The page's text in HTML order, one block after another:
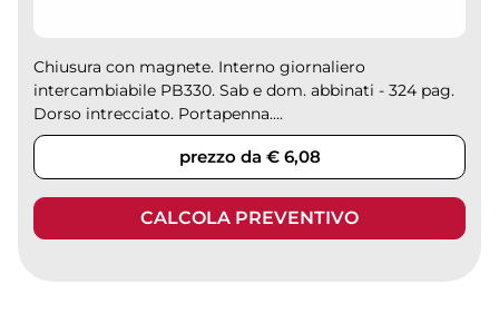
Chiusura con magnete. Interno giornaliero
intercambiabile PB330. Sab e dom. abbinati - 324 pag.
Dorso intrecciato. Portapenna....
prezzo da € 6,08
CALCOLA PREVENTIVO